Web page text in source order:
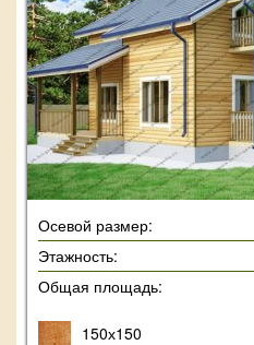
Осевой размер:
Этажность:
Общая площадь:
150х150